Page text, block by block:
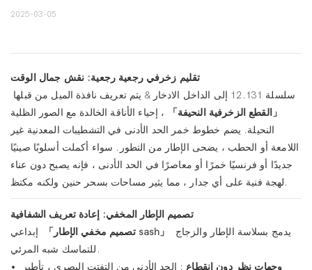
2025-03-05
تقليم زخرفي رجعية رجعية: نقش جمال الوقت
سلسلة 12.131 إلى الداخل الادخار & يتم تعريف نافذة الميل من قبلها
「القطع الزخرفية النحيفة」 ، إحياء الأناقة الخالدة مع الصور الظلية
النحيلة. يضم خطوط خمر الحد الأدنى في التشطيبات المعدنية غير
اللامعة أو الحطب ، يضحى الإطار من التطور. سواء أكملت أسلوبًا صينيًا
جديدًا أو فرنسيًا خمرًا أو معاصرًا في الحد الأدنى ، فإنه يصبح دون عناء
لهجة فنية على أي جدار ، مما يثير مساحات بسحر حنين ولكنه مكتظ.
تصميم الإطار المخفي: إعادة تعريف الشفافية
「تصميم مخفي الإطار sash」
للتماسك شبه المرئي.
وجهات نظر دون انقطاع : الحد الأدنى من التفتت البصري ، تأطير